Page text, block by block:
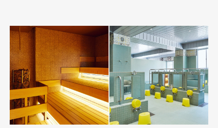
Pen Meet
Pen international Pen tw